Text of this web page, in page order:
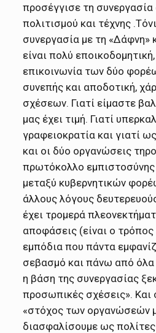
προσέγγισε τη
πολιτισμού και τέχνης
συνεργασία με τη «Δάφνη»
είναι πολύ
επικοινωνία των δύο
συνεπής και αποδοτική,
σχέσεων. Γιατί είμαστε
μας έχει τιμή. Γιατί
γραφειοκρατία και γιατί
και οι δύο οργανώσεις
πρωτόκολλο εμπιστοσύνης
μεταξύ κυβερνητικών
άλλους λόγους
έχει τρομερά
αποφάσεις (είναι ο
εμπόδια που πάντα
σεβασμό και πάνω από όλα
η βάση της συνεργασίας
προσωπικές σχέσεις». Και
«στόχος των οργανώσεών
διασφαλίσουμε ως